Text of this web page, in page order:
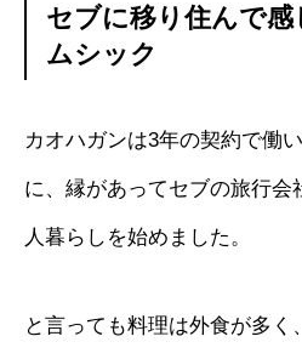
セブに移り住んで
ムシック
カオハガンは3年の契約で働
に、縁があってセブの旅行会
人暮らしを始めました。
と言っても料理は外食が多く